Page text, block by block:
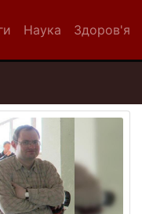
Наука Здоров'я